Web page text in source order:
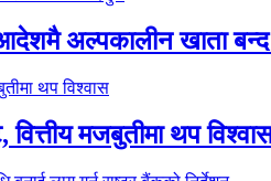
अल्पकालीन खाता
मजबुतीमा थप